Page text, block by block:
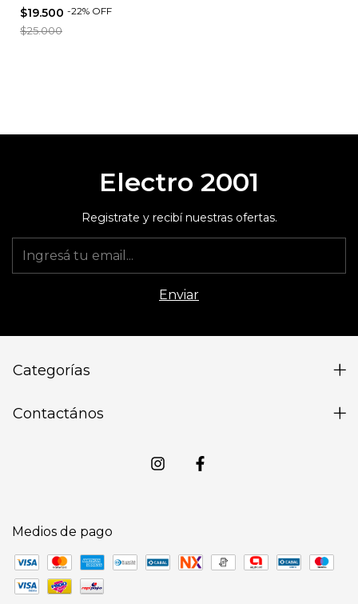
Escaleras - Aluminio y
Blanco o Negro
$19.500 -22% OFF
$25.000
Electro 2001
Registrate y recibí nuestras ofertas.
Categorías
Contactános
Medios de pago